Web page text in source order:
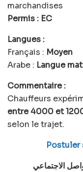
marchandises
Permis : EC
Langues :
Français : Moyen
Arabe : Langue
Commentaire :
Chauffeurs
entre 4000 et
selon le trajet.
Postuler
الاجتماعي